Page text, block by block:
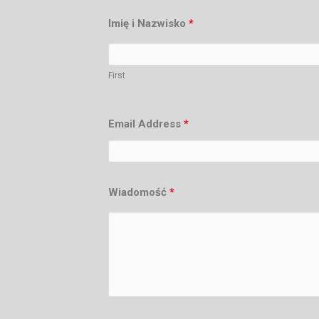
Imię i Nazwisko *
First
Email Address *
Wiadomość *